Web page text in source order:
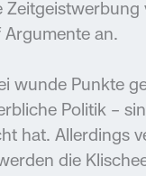
an.
wunde Punkte
Politik –
hat. Allerdings
die